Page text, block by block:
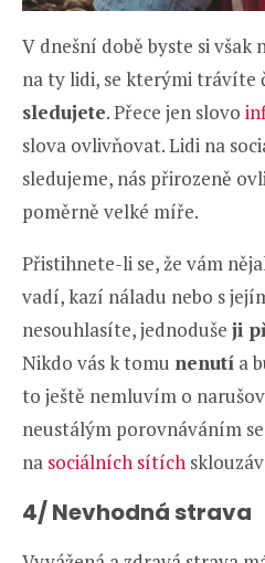
V dnešní době byste si však
na ty lidi, se kterými trávíte
sledujete. Přece jen slovo
slova ovlivňovat. Lidi na
sledujeme, nás přirozeně
poměrně velké míře.
Přistihnete-li se, že vám
vadí, kazí náladu nebo s
nesouhlasíte, jednoduše ji
Nikdo vás k tomu nenutí a
to ještě nemluvím o
neustálým porovnáváním
na sociálních sítích
4/ Nevhodná strava